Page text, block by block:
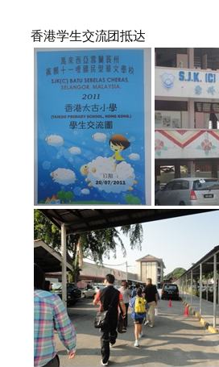
香港学生交流团抵达